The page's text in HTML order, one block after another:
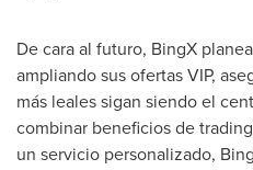
De cara al futuro, BingX
ampliando sus ofertas VIP,
más leales sigan siendo el
combinar beneficios de
un servicio personalizado,